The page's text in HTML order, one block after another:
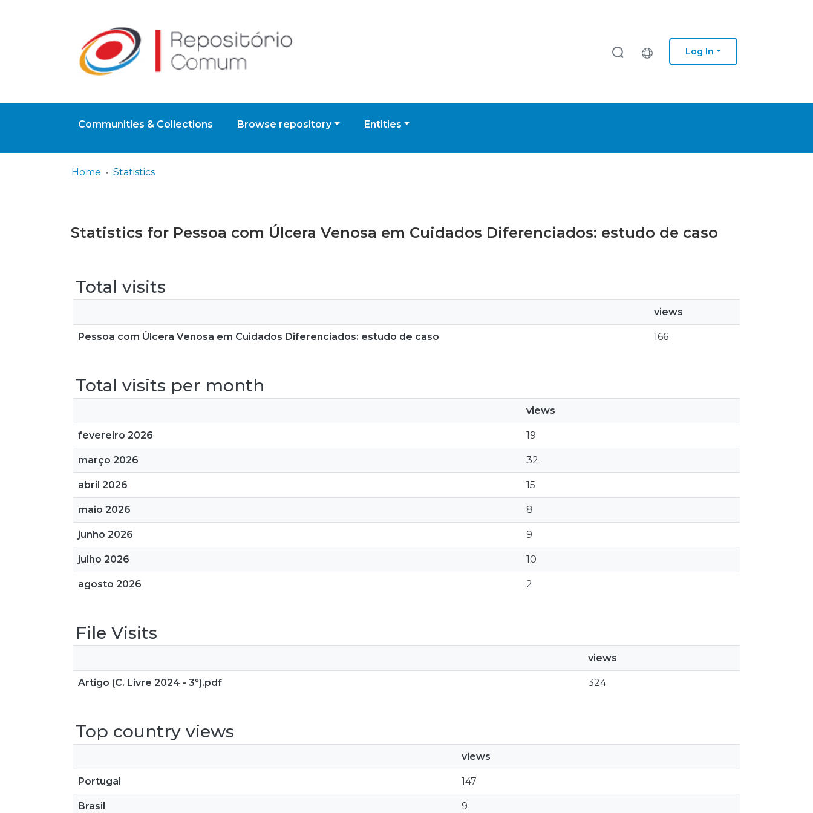
Log In
Communities & Collections Browse repository Entities
Home Statistics
Statistics for Pessoa com Úlcera Venosa em Cuidados Diferenciados: estudo de caso
Total visits
views
Pessoa com Úlcera Venosa em Cuidados Diferenciados: estudo de caso 166
Total visits per month
views
fevereiro 2026 19
março 2026 32
abril 2026 15
maio 2026 8
junho 2026 9
julho 2026 10
agosto 2026 2
File Visits
views
Artigo (C. Livre 2024 - 3º).pdf 324
Top country views
views
Portugal 147
Brasil 9